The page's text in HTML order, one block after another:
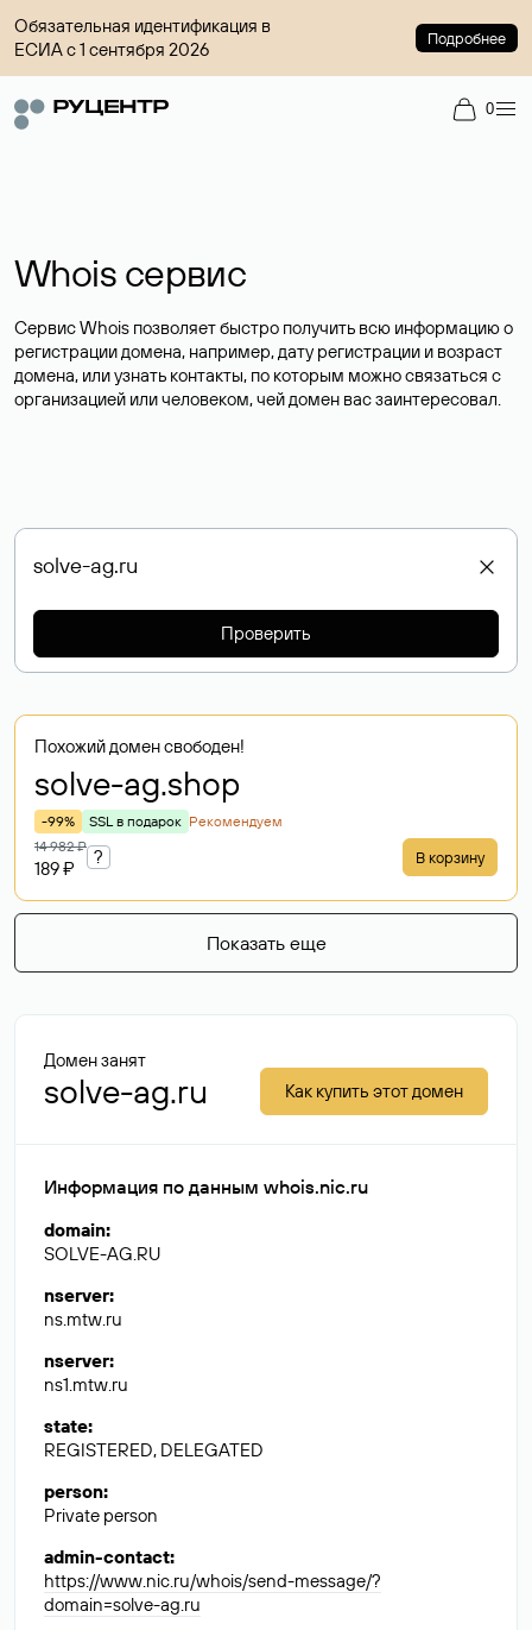
Обязательная идентификация в
ЕСИА с 1 сентября 2026
Подробнее
0
Whois сервис
Сервис Whois позволяет быстро получить всю информацию о
регистрации домена, например, дату регистрации и возраст
домена, или узнать контакты, по которым можно связаться с
организацией или человеком, чей домен вас заинтересовал.
Проверить
Похожий домен свободен!
solve-ag.shop
-99% SSL в подарок Рекомендуем
14 982 ₽
189 ₽
? В корзину
Показать еще
Домен занят
solve-ag.ru Как купить этот домен
Информация по данным whois.nic.ru
domain:
SOLVE-AG.RU
nserver:
ns.mtw.ru
nserver:
ns1.mtw.ru
state:
REGISTERED, DELEGATED
person:
Private person
admin-contact:
https://www.nic.ru/whois/send-message/?
domain=solve-ag.ru